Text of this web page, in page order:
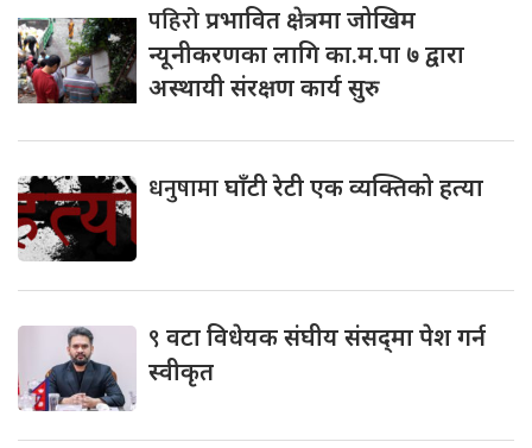
पहिरोप्रभावित क्षेत्रमा जोखिम
न्यूनीकरणका लागि का.म.पा ७ द्वारा
अस्थायी संरक्षण कार्य सुरु
धनुषामाघाँटी रेटी एक व्यक्तिको हत्या
९ वटा विधेयक संघीय संसद्‌मा पेश गर्न
स्वीकृत